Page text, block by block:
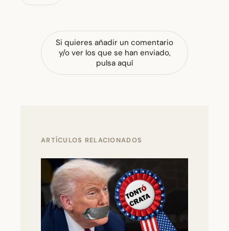
Si quieres añadir un comentario
y/o ver los que se han enviado,
pulsa aquí
ARTÍCULOS RELACIONADOS